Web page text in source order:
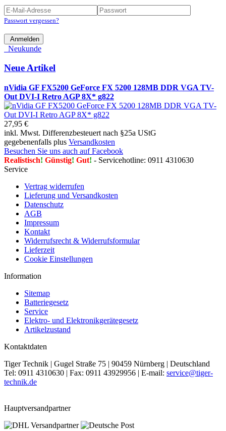
Passwort vergessen?
Anmelden
Neukunde
Neue Artikel
nVidia GF FX5200 GeForce FX 5200 128MB DDR VGA TV-
Out DVI-I Retro AGP 8X* g822
27,95 €
inkl. Mwst. Differenzbesteuert nach §25a UStG
gegebenenfalls plus Versandkosten
Besuchen Sie uns auch auf Facebook
Realistisch! Günstig! Gut! - Servicehotline: 0911 4310630
Service
Vertrag widerrufen
Lieferung und Versandkosten
Datenschutz
AGB
Impressum
Kontakt
Widerrufsrecht & Widerrufsformular
Lieferzeit
Cookie Einstellungen
Information
Sitemap
Batteriegesetz
Service
Elektro- und Elektronikgerätegesetz
Artikelzustand
Kontaktdaten
Tiger Technik | Gugel Straße 75 | 90459 Nürnberg | Deutschland
Tel: 0911 4310630 | Fax: 0911 43929956 | E-mail: service@tiger-
technik.de
Hauptversandpartner